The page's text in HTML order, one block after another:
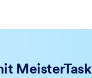
MeisterTask